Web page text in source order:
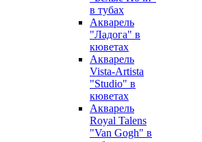
в тубах
Акварель
"Ладога" в
кюветах
Акварель
Vista-Artista
"Studio" в
кюветах
Акварель
Royal Talens
"Van Gogh" в